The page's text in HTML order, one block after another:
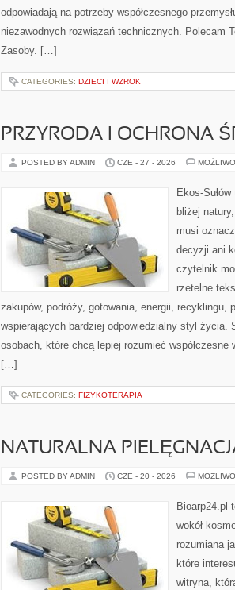
odpowiadają na potrzeby współczesnego
niezawodnych rozwiązań technicznych. Polecam
Zasoby. […]
CATEGORIES: DZIECI I WZROK
PRZYRODA I OCHRONA
POSTED BY ADMIN CZE - 27 - 2026
Ekos-
bliżej
musi
decyzji ani
czytelnik
rzetelne
zakupów, podróży, gotowania, energii, recyklingu,
wspierających bardziej odpowiedzialny styl życia.
osobach, które chcą lepiej rozumieć
[…]
CATEGORIES: FIZYKOTERAPIA
NATURALNA
POSTED BY ADMIN CZE - 20 - 2026
Bioarp24.pl
wokół
rozumiana
które
witryna,